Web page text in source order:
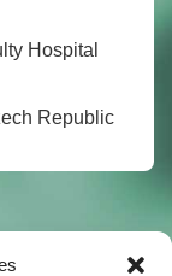
Hospital
Republic